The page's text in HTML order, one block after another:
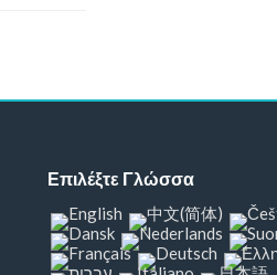
Επιλέξτε Γλώσσα